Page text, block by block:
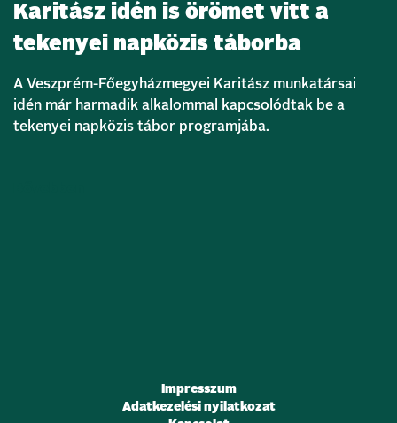
Karitász idén is örömet vitt a
tekenyei napközis táborba
A Veszprém-Főegyházmegyei Karitász munkatársai
idén már harmadik alkalommal kapcsolódtak be a
tekenyei napközis tábor programjába.
Impresszum
Adatkezelési nyilatkozat